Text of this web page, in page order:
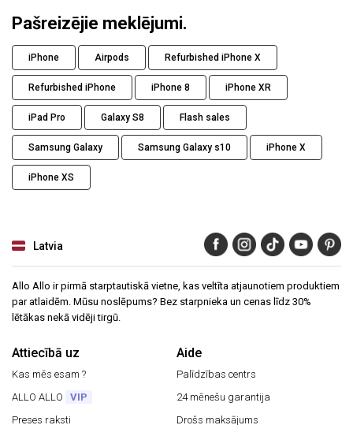
Pašreizējie meklējumi.
iPhone Airpods Refurbished iPhone X
Refurbished iPhone iPhone 8 iPhone XR
iPad Pro Galaxy S8 Flash sales
Samsung Galaxy Samsung Galaxy s10 iPhone X
iPhone XS
Latvia
Allo Allo ir pirmā starptautiskā vietne, kas veltīta atjaunotiem produktiem
par atlaidēm. Mūsu noslēpums? Bez starpnieka un cenas līdz 30%
lētākas nekā vidēji tirgū.
Attiecībā uz
Kas mēs esam ?
ALLO ALLO
VIP
Preses raksti
Aide
Palīdzības centrs
24 mēnešu garantija
Drošs maksājums